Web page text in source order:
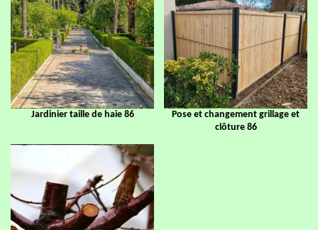
Jardinier taille de haie 86
Pose et changement grillage et
clôture 86